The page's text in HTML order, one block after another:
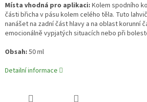
Místa vhodná pro aplikaci: Kolem spodního
části břicha v pásu kolem celého těla. Tuto
nanášet na zadní část hlavy a na oblast korunní
emocionálně vypjatých situacích nebo při
Obsah: 50 ml
Detailní informace